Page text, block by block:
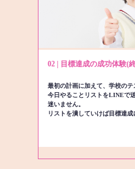
02 | 目標達成の成功体験(
最初の計画に加えて、学校の
今日やることリストをLINEで
迷いません。
リストを潰していけば目標達成